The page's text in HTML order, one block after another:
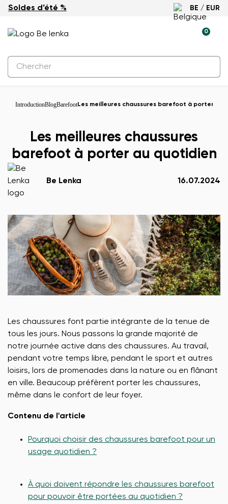
Soldes d’été % BE / EUR
0
IntroductionBlogBarefootLes meilleures chaussures barefoot à porter au
Les meilleures chaussures
barefoot à porter au quotidien
Be Lenka 16.07.2024
Les chaussures font partie intégrante de la tenue de
tous les jours. Nous passons la grande majorité de
notre journée active dans des chaussures. Au travail,
pendant votre temps libre, pendant le sport et autres
loisirs, lors de promenades dans la nature ou en flânant
en ville. Beaucoup préfèrent porter les chaussures,
même dans le confort de leur foyer.
Contenu de l'article
Pourquoi choisir des chaussures barefoot pour un
usage quotidien ?
À quoi doivent répondre les chaussures barefoot
pour pouvoir être portées au quotidien ?